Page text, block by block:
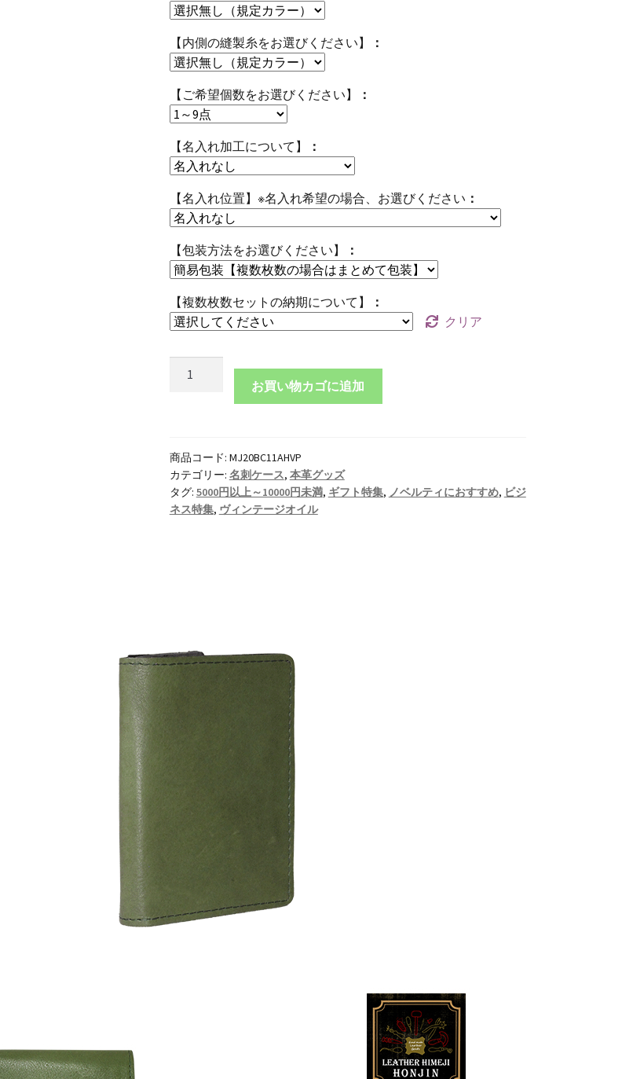
【内側の縫製糸をお選びください】
【ご希望個数をお選びください】
【名入れ加工について】
【名入れ位置】※名入れ希望の場合、お選びください
【包装方法をお選びください】
【複数枚数セットの納期について】
クリア
ー
ス
ヴ
ル
【名
リ
お買い物カゴに追加
商品コード: MJ20BC11AHVP
カテゴリー: 名刺ケース, 本革グッズ
タグ: 5000円以上～10000円未満, ギフト特集, ノベルティにおすすめ, ビジ
ネス特集, ヴィンテージオイル